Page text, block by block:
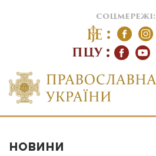
соцмережі:
ПЦУ
НОВИНИ